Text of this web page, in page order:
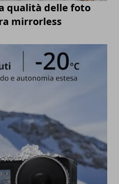
qualità delle foto
mirrorless